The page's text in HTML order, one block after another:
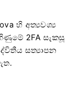
හි අත්‍යවශ්‍ය
2FA සැකසූ
සත්‍යාපන